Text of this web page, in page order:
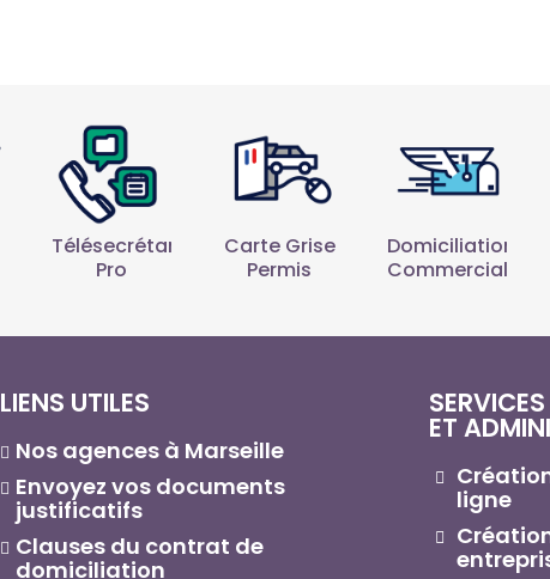
Télésecrétariat
Pro
Carte Grise
Permis
Domiciliation
Commerciale
LIENS UTILES
Nos agences à Marseille
Envoyez vos documents
justificatifs
Clauses du contrat de
domiciliation
ET
ligne